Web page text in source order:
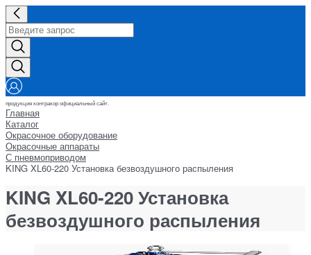
продукция контракор официальный сайт.
Главная
Каталог
Окрасочное оборудование
Окрасочные аппараты
С пневмоприводом
KING XL60-220 Установка безвоздушного распыления
KING XL60-220 Установка
безвоздушного распыления